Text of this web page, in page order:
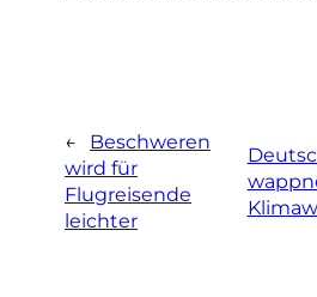
←
Beschweren
wird für
Flugreisende
leichter